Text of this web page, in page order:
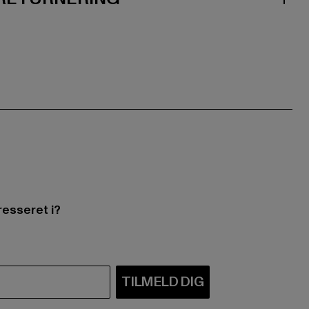
i?
TILMELD DIG